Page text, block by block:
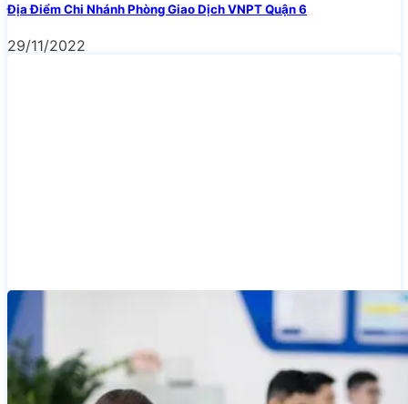
Địa Điểm Chi Nhánh Phòng Giao Dịch VNPT Quận 6
29/11/2022